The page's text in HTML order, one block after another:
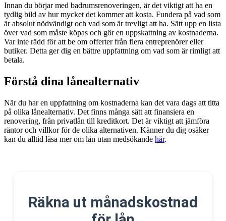
Innan du börjar med badrumsrenoveringen, är det viktigt att ha en
tydlig bild av hur mycket det kommer att kosta. Fundera på vad som
är absolut nödvändigt och vad som är trevligt att ha. Sätt upp en lista
över vad som måste köpas och gör en uppskattning av kostnaderna.
Var inte rädd för att be om offerter från flera entreprenörer eller
butiker. Detta ger dig en bättre uppfattning om vad som är rimligt att
betala.
Förstå dina lånealternativ
När du har en uppfattning om kostnaderna kan det vara dags att titta
på olika lånealternativ. Det finns många sätt att finansiera en
renovering, från privatlån till kreditkort. Det är viktigt att jämföra
räntor och villkor för de olika alternativen. Känner du dig osäker
kan du alltid läsa mer om lån utan medsökande här.
Räkna ut månadskostnad